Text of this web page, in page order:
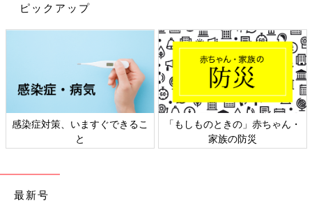
ピックアップ
感染症対策、いますぐできるこ
と
「もしものときの」赤ちゃん・
家族の防災
最新号